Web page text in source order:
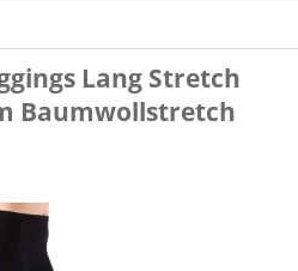
Lang Stretch
Baumwollstretch